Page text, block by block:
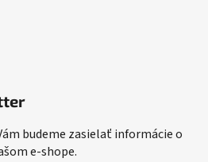
budeme zasielať informácie o
e-shope.